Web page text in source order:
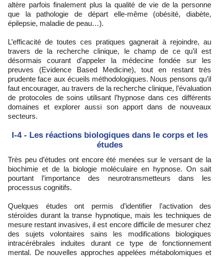
altère parfois finalement plus la qualité de vie de la personne
que la pathologie de départ elle-même (obésité, diabète,
épilepsie, maladie de peau…).
L’efficacité de toutes ces pratiques gagnerait à rejoindre, au
travers de la recherche clinique, le champ de ce qu’il est
désormais courant d’appeler la médecine fondée sur les
preuves (Evidence Based Medicine), tout en restant très
prudente face aux écueils méthodologiques. Nous pensons qu’il
faut encourager, au travers de la recherche clinique, l’évaluation
de protocoles de soins utilisant l’hypnose dans ces différents
domaines et explorer aussi son apport dans de nouveaux
secteurs.
I-4 - Les réactions biologiques dans le corps et les
études
Très peu d’études ont encore été menées sur le versant de la
biochimie et de la biologie moléculaire en hypnose. On sait
pourtant l’importance des neurotransmetteurs dans les
processus cognitifs.
Quelques études ont permis d’identifier l’activation des
stéroïdes durant la transe hypnotique, mais les techniques de
mesure restant invasives, il est encore difficile de mesurer chez
des sujets volontaires sains les modifications biologiques
intracérébrales induites durant ce type de fonctionnement
mental. De nouvelles approches appelées métabolomiques et